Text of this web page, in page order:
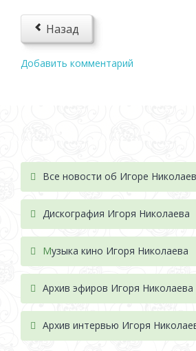
Назад
Добавить комментарий
Все новости об Игоре
Дискография Игоря Николаева
Музыка кино Игоря Николаева
Архив эфиров Игоря Николаева
Архив интервью Игоря